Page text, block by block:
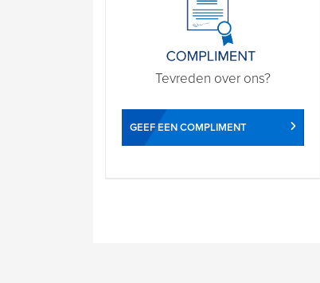
Tevreden over ons?
GEEF EEN COMPLIMENT